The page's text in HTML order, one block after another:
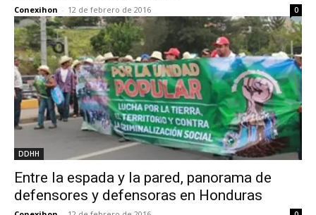
Conexihon - 12 de febrero de 2016 0
DDHH
Entre la espada y la pared, panorama de
defensores y defensoras en Honduras